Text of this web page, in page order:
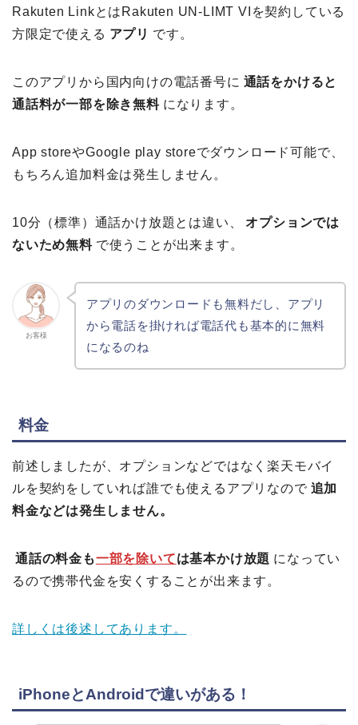
Rakuten Linkとは Rakuten UN-LIMT VIを契約している
方限定で使える アプリ です。
このアプリから国内向けの電話番号に 通話をかけると
通話料が一部を除き無料 になります。
App storeやGoogle play storeでダウンロード可能で、
もちろん追加料金は発生しません。
10分（標準）通話かけ放題とは違い、
オプションでは
ないため無料 で使うことが出来ます。
お客様
アプリのダウンロードも無料だし、アプリ
から電話を掛ければ電話代も基本的に無料
になるのね
料金
前述しましたが、オプションなどではなく楽天モバイ
ルを契約をしていれば誰でも使えるアプリなので 追加
料金などは発生しません。
通話の料金も一部を除いては基本かけ放題 になってい
るので携帯代金を安くすることが出来ます。
詳しくは後述してあります。
iPhoneとAndroidで違いがある！